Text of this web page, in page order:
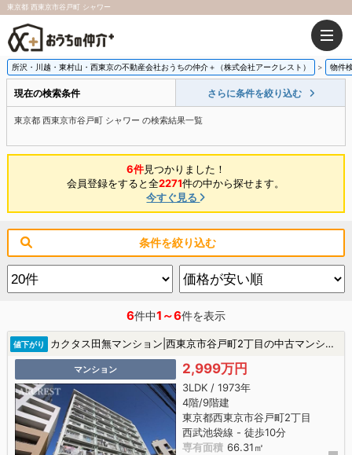
東京都 西東京市谷戸町 シャワー
所沢・川越・東村山・西東京の不動産会社おうちの仲介＋（株式会社アークレスト） 物件
現在の検索条件 さらに条件を絞り込む
東京都 西東京市谷戸町 シャワー の検索結果一覧
6件見つかりました！
会員登録をすると全2271件の中から探せます。
今すぐ見る
条件を絞り込む
6件中1～6件を表示
値下がり カクタス田無マンション|西東京市谷戸町2丁目の中古マンション
マンション 2,999万円
3LDK / 1973年
4階/9階建
東京都西東京市谷戸町2丁目
西武池袋線 - 徒歩10分
専有面積 66.31㎡